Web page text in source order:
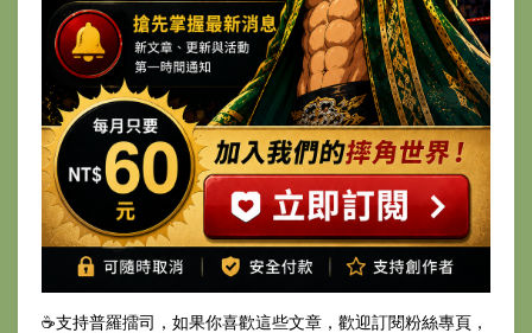
☕️支持普羅擂司，如果你喜歡這些文章，歡迎訂閱粉絲專頁，